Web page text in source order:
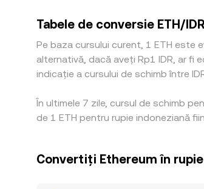
Tabele de conversie ETH/IDR
Pe baza cursului curent, 1 ETH este
alternativă, dacă aveți Rp1 IDR, ar fi
indicație a cursului de schimb între
În ultimele 7 zile, cursul de schimb
de 1 ETH pentru rupie indoneziană
Convertiți Ethereum în